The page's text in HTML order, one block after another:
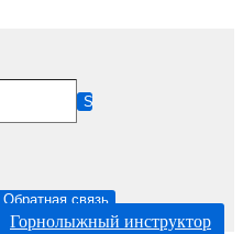
Обратная связь
Горнолыжный инструктор